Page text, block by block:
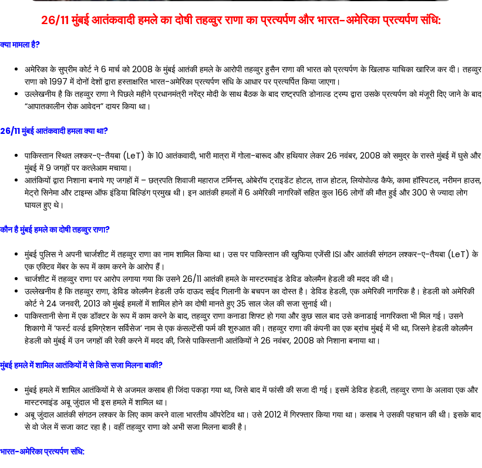
26/11 मुंबई आतंकवादी हमले का दोषी तहव्वुर राणा का प्रत्यर्पण और भारत-अमेरिका प्रत्यर्पण संधि:
क्या मामला है?
अमेरिका के सुप्रीम कोर्ट ने 6 मार्च को 2008 के मुंबई आतंकी हमले के आरोपी तहव्वुर हुसैन राणा की भारत को प्रत्यर्पण के खिलाफ याचिका खारिज कर दी। तहव्वुर
राणा को 1997 में दोनों देशों द्वारा हस्ताक्षरित भारत-अमेरिका प्रत्यर्पण संधि के आधार पर प्रत्यर्पित किया जाएगा।
उल्लेखनीय है कि तहव्वुर राणा ने पिछले महीने प्रधानमंत्री नरेंद्र मोदी के साथ बैठक के बाद राष्ट्रपति डोनाल्ड ट्रम्प द्वारा उसके प्रत्यर्पण को मंजूरी दिए जाने के बाद
“आपातकालीन रोक आवेदन” दायर किया था।
26/11 मुंबई आतंकवादी हमला क्या था?
पाकिस्तान स्थित लश्कर-ए-तैयबा (LeT) के 10 आतंकवादी, भारी मात्रा में गोला-बारूद और हथियार लेकर 26 नवंबर, 2008 को समुद्र के रास्ते मुंबई में घुसे और
मुंबई में 9 जगहों पर कत्लेआम मचाया।
आतंकियों द्वारा निशाना बनाये गए जगहों में – छत्रपति शिवाजी महाराज टर्मिनस, ओबेरॉय ट्राइडेंट होटल, ताज होटल, लियोपोल्ड कैफे, कामा हॉस्पिटल, नरीमन हाउस,
मेट्रो सिनेमा और टाइम्स ऑफ इंडिया बिल्डिंग प्रमुख थी। इन आतंकी हमलों में 6 अमेरिकी नागरिकों सहित कुल 166 लोगों की मौत हुई और 300 से ज्यादा लोग
घायल हुए थे।
कौन है मुंबई हमले का दोषी तहव्वुर राणा?
मुंबई पुलिस ने अपनी चार्जशीट में तहव्वुर राणा का नाम शामिल किया था। उस पर पाकिस्तान की खुफिया एजेंसी ISI और आतंकी संगठन लश्कर-ए-तैयबा (LeT) के
एक एक्टिव मेंबर के रूप में काम करने के आरोप हैं।
चार्जशीट में तहव्वुर राणा पर आरोप लगाया गया कि उसने 26/11 आतंकी हमले के मास्टरमाइंड डेविड कोलमैन हेडली की मदद की थी।
उल्लेखनीय है कि तहव्वुर राणा, डेविड कोलमैन हेडली उर्फ दाऊद सईद गिलानी के बचपन का दोस्त है। डेविड हेडली, एक अमेरिकी नागरिक है। हेडली को अमेरिकी
कोर्ट ने 24 जनवरी, 2013 को मुंबई हमलों में शामिल होने का दोषी मानते हुए 35 साल जेल की सजा सुनाई थी।
पाकिस्तानी सेना में एक डॉक्टर के रूप में काम करने के बाद, तहव्वुर राणा कनाडा शिफ्ट हो गया और कुछ साल बाद उसे कनाडाई नागरिकता भी मिल गई। उसने
शिकागो में ‘फर्स्ट वर्ल्ड इमिग्रेशन सर्विसेज’ नाम से एक कंसल्टेंसी फर्म की शुरुआत की। तहव्वुर राणा की कंपनी का एक ब्रांच मुंबई में भी था, जिसने हेडली कोलमैन
हेडली को मुंबई में उन जगहों की रेकी करने में मदद की, जिसे पाकिस्तानी आतंकियों ने 26 नवंबर, 2008 को निशाना बनाया था।
मुंबई हमले में शामिल आतंकियों में से किसे सजा मिलना बाकी?
मुंबई हमले में शामिल आतंकियों मे से अजमल कसाब ही जिंदा पकड़ा गया था, जिसे बाद में फांसी की सजा दी गई। इसमें डेविड हेडली, तहव्वुर राणा के अलावा एक और
मास्टरमाइंड अबू जुंदाल भी इस हमले में शामिल था।
अबू जुंदाल आतंकी संगठन लश्कर के लिए काम करने वाला भारतीय ऑपरेटिव था। उसे 2012 में गिरफ्तार किया गया था। कसाब ने उसकी पहचान की थी। इसके बाद
से वो जेल में सजा काट रहा है। वहीं तहव्वुर राणा को अभी सजा मिलना बाकी है।
भारत-अमेरिका प्रत्यर्पण संधि: